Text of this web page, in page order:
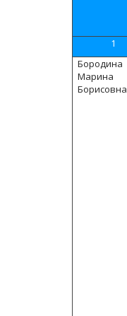
1
Бородина
Марина
Борисовна